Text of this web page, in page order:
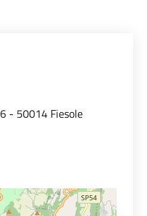
- 50014 Fiesole